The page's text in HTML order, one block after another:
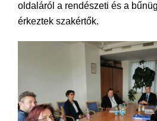
oldaláról a rendészeti és a
érkeztek szakértők.